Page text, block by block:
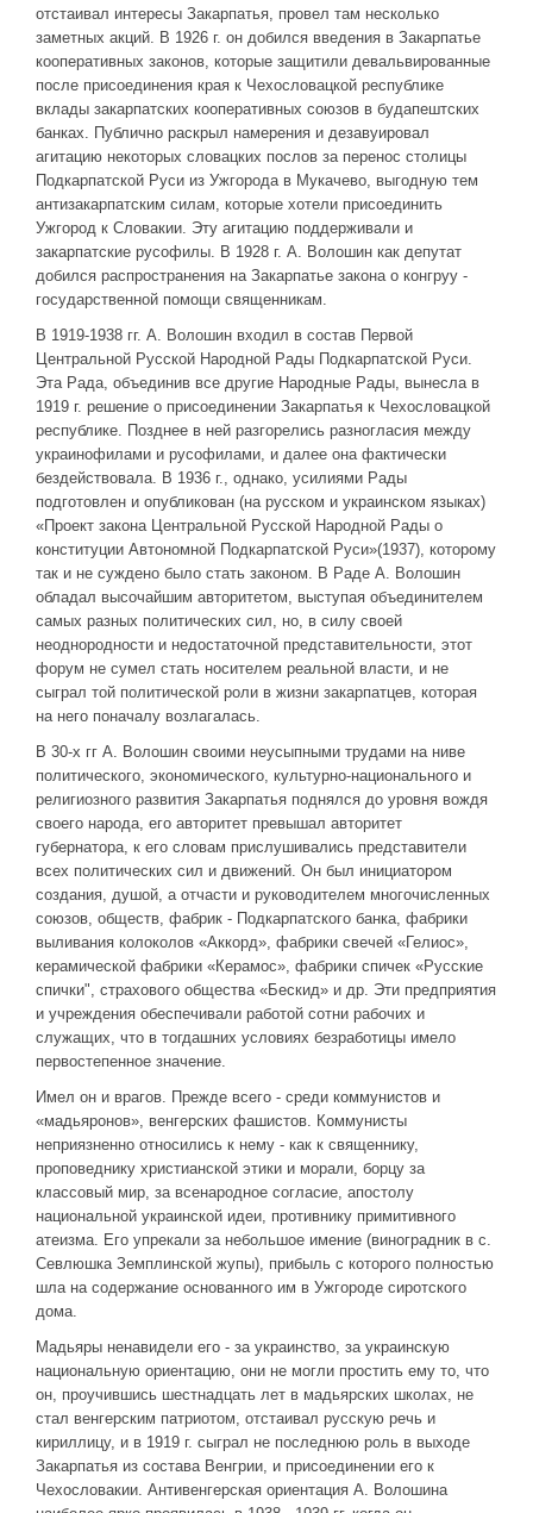
отстаивал интересы Закарпатья, провел там несколько
заметных акций. В 1926 г. он добился введения в Закарпатье
кооперативных законов, которые защитили девальвированные
после присоединения края к Чехословацкой республике
вклады закарпатских кооперативных союзов в будапештских
банках. Публично раскрыл намерения и дезавуировал
агитацию некоторых словацких послов за перенос столицы
Подкарпатской Руси из Ужгорода в Мукачево, выгодную тем
антизакарпатским силам, которые хотели присоединить
Ужгород к Словакии. Эту агитацию поддерживали и
закарпатские русофилы. В 1928 г. А. Волошин как депутат
добился распространения на Закарпатье закона о конгруу -
государственной помощи священникам.
В 1919-1938 гг. А. Волошин входил в состав Первой
Центральной Русской Народной Рады Подкарпатской Руси.
Эта Рада, объединив все другие Народные Рады, вынесла в
1919 г. решение о присоединении Закарпатья к Чехословацкой
республике. Позднее в ней разгорелись разногласия между
украинофилами и русофилами, и далее она фактически
бездействовала. В 1936 г., однако, усилиями Рады
подготовлен и опубликован (на русском и украинском языках)
«Проект закона Центральной Русской Народной Рады о
конституции Автономной Подкарпатской Руси»(1937), которому
так и не суждено было стать законом. В Раде А. Волошин
обладал высочайшим авторитетом, выступая объединителем
самых разных политических сил, но, в силу своей
неоднородности и недостаточной представительности, этот
форум не сумел стать носителем реальной власти, и не
сыграл той политической роли в жизни закарпатцев, которая
на него поначалу возлагалась.
В 30-х гг А. Волошин своими неусыпными трудами на ниве
политического, экономического, культурно-национального и
религиозного развития Закарпатья поднялся до уровня вождя
своего народа, его авторитет превышал авторитет
губернатора, к его словам прислушивались представители
всех политических сил и движений. Он был инициатором
создания, душой, а отчасти и руководителем многочисленных
союзов, обществ, фабрик - Подкарпатского банка, фабрики
выливания колоколов «Аккорд», фабрики свечей «Гелиос»,
керамической фабрики «Керамос», фабрики спичек «Русские
спички", страхового общества «Бескид» и др. Эти предприятия
и учреждения обеспечивали работой сотни рабочих и
служащих, что в тогдашних условиях безработицы имело
первостепенное значение.
Имел он и врагов. Прежде всего - среди коммунистов и
«мадьяронов», венгерских фашистов. Коммунисты
неприязненно относились к нему - как к священнику,
проповеднику христианской этики и морали, борцу за
классовый мир, за всенародное согласие, апостолу
национальной украинской идеи, противнику примитивного
атеизма. Его упрекали за небольшое имение (виноградник в с.
Севлюшка Земплинской жупы), прибыль с которого полностью
шла на содержание основанного им в Ужгороде сиротского
дома.
Мадьяры ненавидели его - за украинство, за украинскую
национальную ориентацию, они не могли простить ему то, что
он, проучившись шестнадцать лет в мадьярских школах, не
стал венгерским патриотом, отстаивал русскую речь и
кириллицу, и в 1919 г. сыграл не последнюю роль в выходе
Закарпатья из состава Венгрии, и присоединении его к
Чехословакии. Антивенгерская ориентация А. Волошина